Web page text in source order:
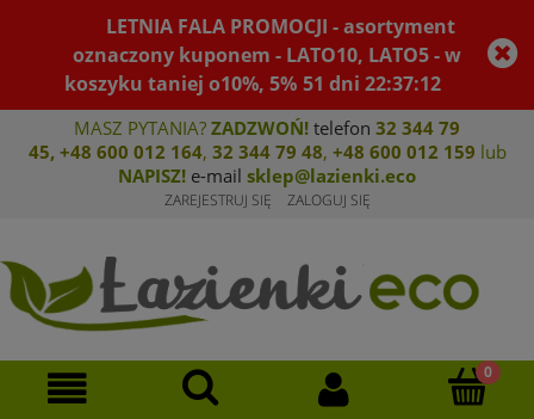
LETNIA FALA PROMOCJI - asortyment
oznaczony kuponem - LATO10, LATO5 - w
koszyku taniej o10%, 5% 51 dni22:37:11
MASZ PYTANIA? ZADZWOŃ! telefon 32 344 79
45, +48 600 012 164, 32 344 79 48, +48 600 012 159 lub
NAPISZ! e-mail sklep@lazienki.eco
ZAREJESTRUJ SIĘ ZALOGUJ SIĘ